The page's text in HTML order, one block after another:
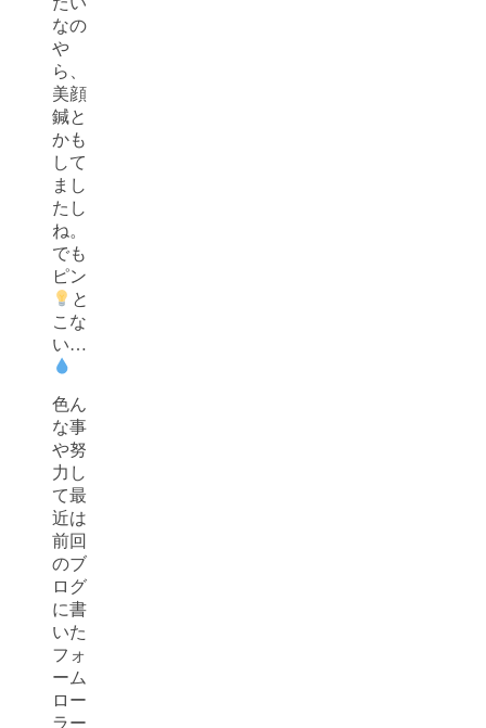
なの
や
ら、
美顔
鍼と
かも
して
まし
たし
ね。
でも
ピン
と
こな
い…
色ん
な事
や努
力し
て最
近は
前回
のブ
ログ
に書
いた
フォ
ーム
ロー
ラー